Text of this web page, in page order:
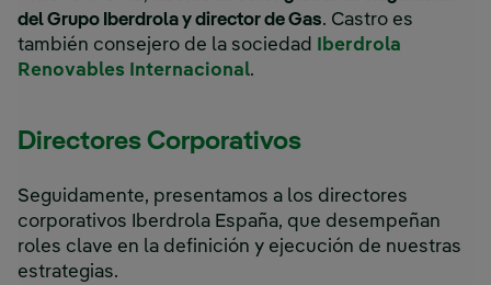
del Grupo Iberdrola y director de Gas. Castro es
también consejero de la sociedad
Iberdrola
Renovables InternacionalEnlace externo, se abre
.
Directores Corporativos
Seguidamente, presentamos a los directores
corporativos Iberdrola España, que desempeñan
roles clave en la definición y ejecución de nuestras
estrategias.